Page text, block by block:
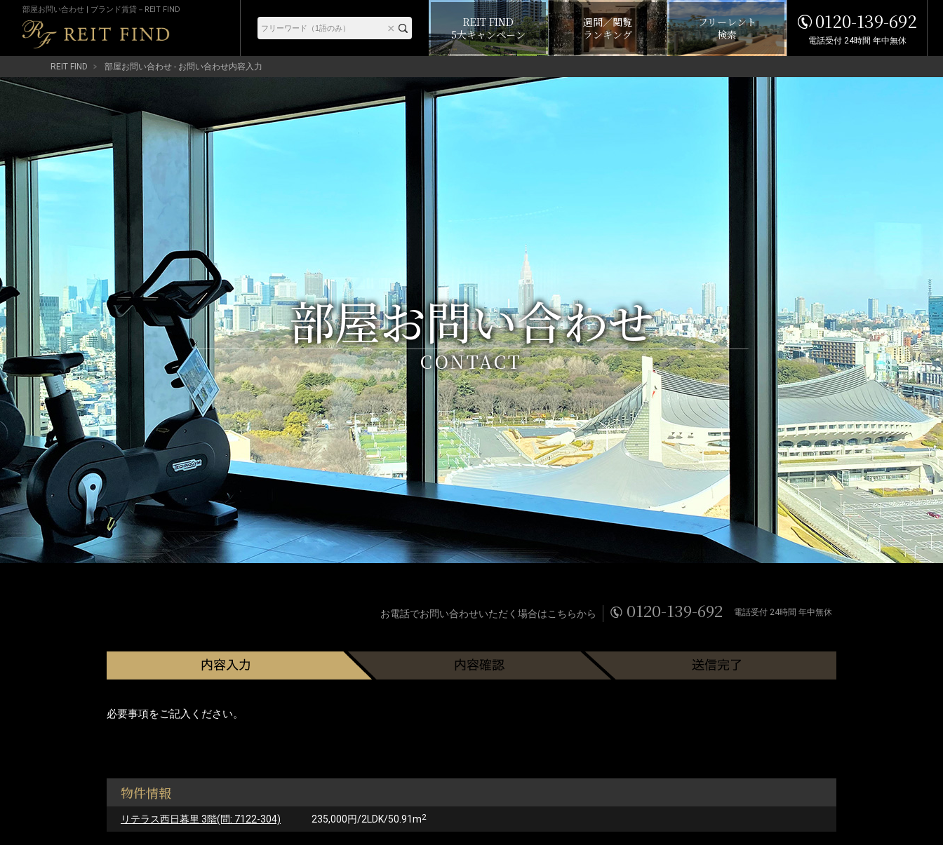
部屋お問い合わせ | ブランド賃貸－REIT FIND
REIT FIND
5大キャンペーン
週間／閲覧
ランキング
フリーレント
検索
0120-139-692
電話受付 24時間 年中無休
REIT FIND 部屋お問い合わせ - お問い合わせ内容入力
部屋お問い合わせ
CONTACT
お電話でお問い合わせいただく場合はこちらから 0120-139-692 電話受付 24時間 年中無休
必要事項をご記入ください。
物件情報
リテラス西日暮里 3階(問: 7122-304) 235,000円/2LDK/50.91m2